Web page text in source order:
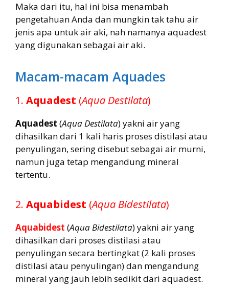
Maka dari itu, hal ini bisa menambah
pengetahuan Anda dan mungkin tak tahu air
jenis apa untuk air aki, nah namanya aquadest
yang digunakan sebagai air aki.
Macam-macam Aquades
1. Aquadest (Aqua Destilata)
Aquadest (Aqua Destilata) yakni air yang
dihasilkan dari 1 kali haris proses distilasi atau
penyulingan, sering disebut sebagai air murni,
namun juga tetap mengandung mineral
tertentu.
2. Aquabidest (Aqua Bidestilata)
Aquabidest (Aqua Bidestilata) yakni air yang
dihasilkan dari proses distilasi atau
penyulingan secara bertingkat (2 kali proses
distilasi atau penyulingan) dan mengandung
mineral yang jauh lebih sedikit dari aquadest.